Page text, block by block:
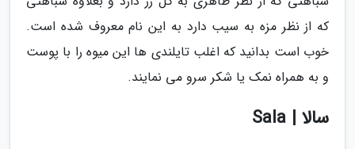
که از نظر مزه به سیب دارد به این نام معروف شده است.
خوب است بدانید که اغلب تایلندی ها این میوه را با پوست
و به همراه نمک یا شکر سرو می نمایند.
سالا | Sala